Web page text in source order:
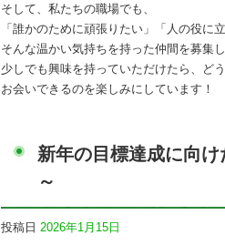
そして、私たちの職場でも、
「誰かのために頑張りたい」「人の役に立
そんな温かい気持ちを持った仲間を募集し
少しでも興味を持っていただけたら、ど
お会いできるのを楽しみにしています！
新年の目標達成に向
～
投稿日 2026年1月15日